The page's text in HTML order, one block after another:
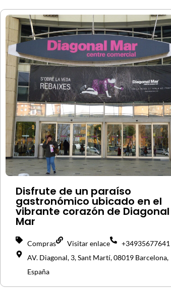
Disfrute de un paraíso
gastronómico ubicado en el
vibrante corazón de Diagonal
Mar
Compras Visitar enlace
+34935677641
AV. Diagonal, 3, Sant Martí, 08019 Barcelona,
España